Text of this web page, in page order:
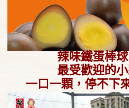
辣味鐵蛋棒
最受歡迎的小
一口一顆，停不下